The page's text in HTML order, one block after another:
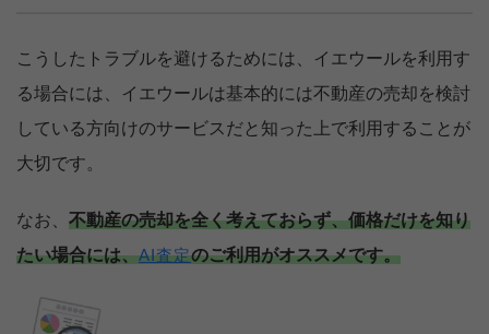
こうしたトラブルを避けるためには、イエウールを利用す
る場合には、イエウールは基本的には不動産の売却を検討
している方向けのサービスだと知った上で利用することが
大切です。
なお、 不動産の売却を全く考えておらず、価格だけを知り
たい場合には、AI査定のご利用がオススメです。